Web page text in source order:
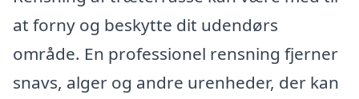
at forny og beskytte dit udendørs
område. En professionel rensning fjerner
snavs, alger og andre urenheder, der kan